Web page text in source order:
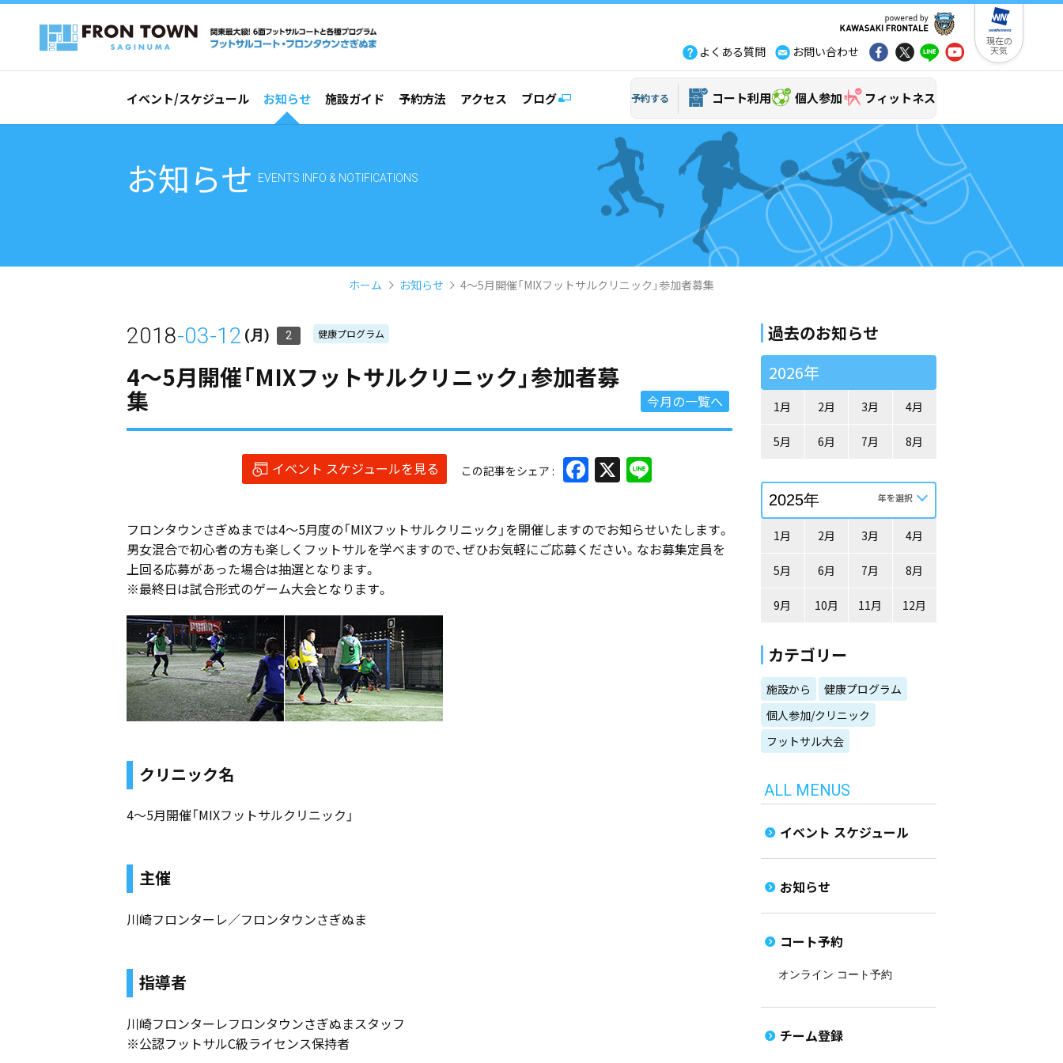
現在の
天気
よくある質問 お問い合わせ
イベント/スケジュール お知らせ 施設ガイド 予約方法 アクセス ブログ 予約する コート利用 個人参加 フィットネス
お知らせ EVENTS INFO & NOTIFICATIONS
ホーム お知らせ 4〜5月開催「MIXフットサルクリニック」参加者募集
2018-03-12 (月) 2 健康プログラム
4〜5月開催「MIXフットサルクリニック」参加者募
集 今月の一覧へ
イベント スケジュールを見る この記事をシェア Facebook
X Line
フロンタウンさぎぬまでは4〜5月度の「MIXフットサルクリニック」を開催しますのでお知らせいたします。
男女混合で初心者の方も楽しくフットサルを学べますので、ぜひお気軽にご応募ください。なお募集定員を
上回る応募があった場合は抽選となります。
※最終日は試合形式のゲーム大会となります。
クリニック名
4〜5月開催「MIXフットサルクリニック」
主催
川崎フロンターレ／フロンタウンさぎぬま
指導者
川崎フロンターレフロンタウンさぎぬまスタッフ
※公認フットサルC級ライセンス保持者
過去のお知らせ
2026年
1月 2月 3月 4月
5月 6月 7月 8月
1月 2月 3月 4月
5月 6月 7月 8月
9月 10月 11月 12月
カテゴリー
施設から
健康プログラム
個人参加/クリニック
フットサル大会
ALL MENUS
イベント スケジュール
お知らせ
コート予約
オンライン コート予約
チーム登録